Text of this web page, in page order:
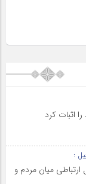
اثبات کرد
:
ارتباطی میان مردم و